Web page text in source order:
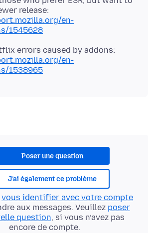
release:
en-
1545628
errors caused by addons:
en-
1538965
Poser une question
J’ai également ce problème
vous identifier avec votre compte
aux messages. Veuillez poser
question, si vous n’avez pas
encore de compte.